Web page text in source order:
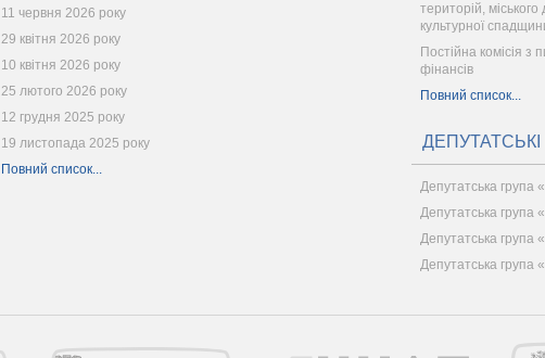
11 червня 2026 року
29 квітня 2026 року
10 квітня 2026 року
25 лютого 2026 року
12 грудня 2025 року
19 листопада 2025 року
Повний список...
територій,
культурної
Постійна комісія з
фінансів
Повний список...
Депутатська група
Депутатська група
Депутатська група
Депутатська